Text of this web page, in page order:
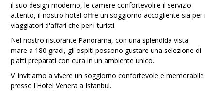
il suo design moderno, le camere confortevoli e il servizio
attento, il nostro hotel offre un soggiorno accogliente sia per i
viaggiatori d'affari che per i turisti.
Nel nostro ristorante Panorama, con una splendida vista
mare a 180 gradi, gli ospiti possono gustare una selezione di
piatti preparati con cura in un ambiente unico.
Vi invitiamo a vivere un soggiorno confortevole e memorabile
presso l'Hotel Venera a Istanbul.